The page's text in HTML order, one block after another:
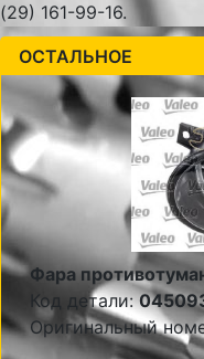
(29) 161-99-16.
ОСТАЛЬНОЕ
Фара
Код детали:
Оригинальный